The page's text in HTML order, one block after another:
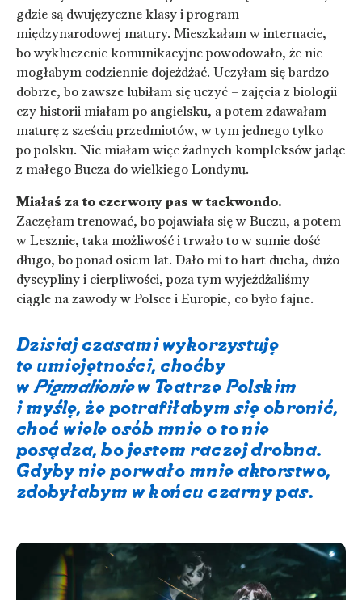
gdzie są dwujęzyczne klasy i program
międzynarodowej matury. Mieszkałam w internacie,
bo wykluczenie komunikacyjne powodowało, że nie
mogłabym codziennie dojeżdżać. Uczyłam się bardzo
dobrze, bo zawsze lubiłam się uczyć – zajęcia z biologii
czy historii miałam po angielsku, a potem zdawałam
maturę z sześciu przedmiotów, w tym jednego tylko
po polsku. Nie miałam więc żadnych kompleksów jadąc
z małego Bucza do wielkiego Londynu.
Miałaś za to czerwony pas w taekwondo.
Zaczęłam trenować, bo pojawiała się w Buczu, a potem
w Lesznie, taka możliwość i trwało to w sumie dość
długo, bo ponad osiem lat. Dało mi to hart ducha, dużo
dyscypliny i cierpliwości, poza tym wyjeżdżaliśmy
ciągle na zawody w Polsce i Europie, co było fajne.
Dzisiaj czasami wykorzystuję
te umiejętności, choćby
wPigmalioniew Teatrze Polskim
i myślę, że potrafiłabym się obronić,
choć wiele osób mnie o to nie
posądza, bo jestem raczej drobna.
Gdyby nie porwało mnie aktorstwo,
zdobyłabym w końcu czarny pas.